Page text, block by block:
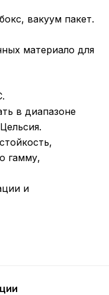
вакуум пакет.
материало для
в диапазоне
гамму,
и